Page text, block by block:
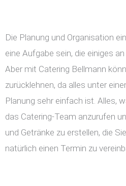
Die Planung und Organisation
eine Aufgabe sein, die einiges
Aber mit Catering Bellmann
zurücklehnen, da alles unter
Planung sehr einfach ist. Alles,
das Catering-Team anzurufen
und Getränke zu erstellen, die
natürlich einen Termin zu